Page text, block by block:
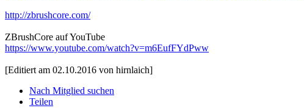
http://zbrushcore.com/
ZBrushCore auf YouTube
https://www.youtube.com/watch?v=m6EufFYdPww
[Editiert am 02.10.2016 von hirnlaich]
Nach Mitglied suchen
Teilen